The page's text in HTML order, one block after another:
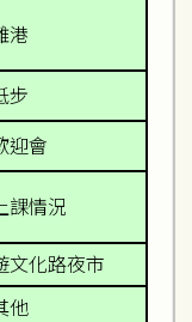
港
步
迎會
課情況
文化路夜市
他